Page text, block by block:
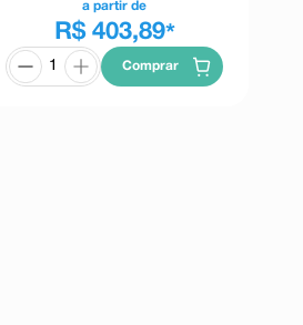
a partir de
R$ 403,89*
Comprar